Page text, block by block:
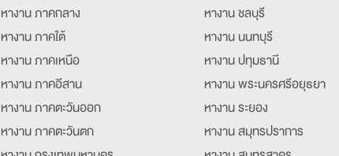
หางาน ภาคกลาง
หางาน ภาคใต้
หางาน ภาคเหนือ
หางาน ภาคอีสาน
หางาน ภาคตะวันออก
หางาน ภาคตะวันตก
หางาน ชลบุรี
หางาน นนทบุรี
หางาน ปทุมธานี
หางาน พระนครศรีอยุธยา
หางาน ระยอง
หางาน สมุทรปราการ